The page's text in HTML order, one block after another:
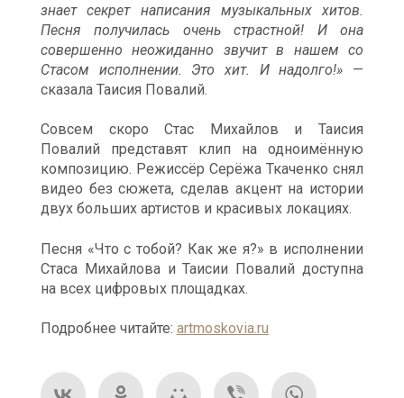
знает секрет написания музыкальных хитов.
Песня получилась очень страстной! И она
совершенно неожиданно звучит в нашем со
Стасом исполнении. Это хит. И надолго!» —
сказала Таисия Повалий.
Совсем скоро Стас Михайлов и Таисия
Повалий представят клип на одноимённую
композицию. Режиссёр Серёжа Ткаченко снял
видео без сюжета, сделав акцент на истории
двух больших артистов и красивых локациях.
Песня «Что с тобой? Как же я?» в исполнении
Стаса Михайлова и Таисии Повалий доступна
на всех цифровых площадках.
Подробнее читайте: artmoskovia.ru